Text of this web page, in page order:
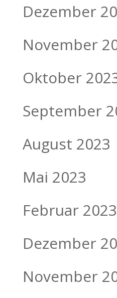
Dezember
November
Oktober
September
August 2023
Mai 2023
Februar 2023
Dezember
November